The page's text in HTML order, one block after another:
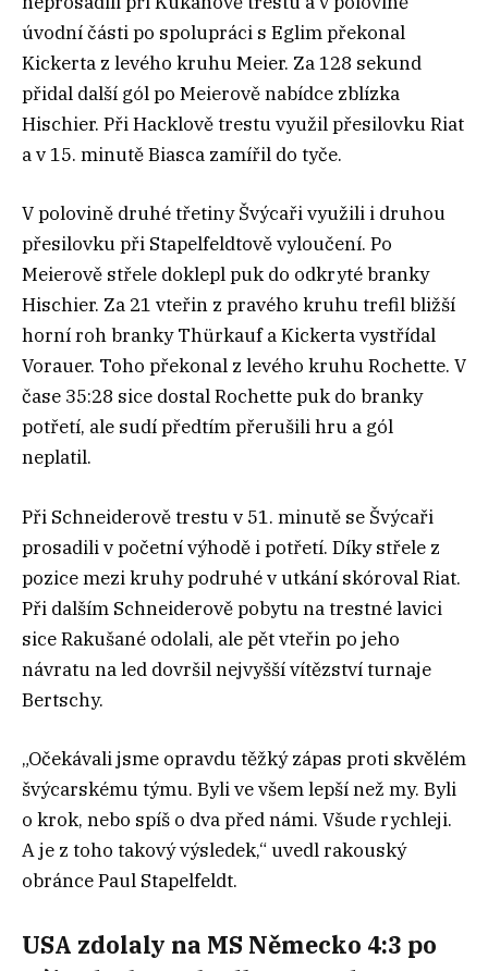
úvodní části po spolupráci s Eglim překonal
Kickerta z levého kruhu Meier. Za 128 sekund
přidal další gól po Meierově nabídce zblízka
Hischier. Při Hacklově trestu využil přesilovku Riat
a v 15. minutě Biasca zamířil do tyče.
V polovině druhé třetiny Švýcaři využili i druhou
přesilovku při Stapelfeldtově vyloučení. Po
Meierově střele doklepl puk do odkryté branky
Hischier. Za 21 vteřin z pravého kruhu trefil bližší
horní roh branky Thürkauf a Kickerta vystřídal
Vorauer. Toho překonal z levého kruhu Rochette. V
čase 35:28 sice dostal Rochette puk do branky
potřetí, ale sudí předtím přerušili hru a gól
neplatil.
Při Schneiderově trestu v 51. minutě se Švýcaři
prosadili v početní výhodě i potřetí. Díky střele z
pozice mezi kruhy podruhé v utkání skóroval Riat.
Při dalším Schneiderově pobytu na trestné lavici
sice Rakušané odolali, ale pět vteřin po jeho
návratu na led dovršil nejvyšší vítězství turnaje
Bertschy.
„Očekávali jsme opravdu těžký zápas proti skvělém
švýcarskému týmu. Byli ve všem lepší než my. Byli
o krok, nebo spíš o dva před námi. Všude rychleji.
A je z toho takový výsledek,“ uvedl rakouský
obránce Paul Stapelfeldt.
USA zdolaly na MS Německo 4:3 po